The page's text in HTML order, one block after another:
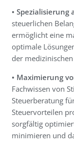
• Spezialisierung
steuerlichen
ermöglicht eine
optimale
der
• Maximierung
Fachwissen von
Steuerberatung
Steuervorteilen
sorgfältig
minimieren und